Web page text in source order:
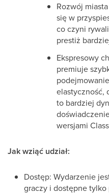
Rozwój
się w
co czyni
prestiż
Ekspresowy
premiuje
elastyczność,
to bardziej
wersjami
Jak wziąć udział:
Dostęp: Wydarzenie
graczy i dostępne